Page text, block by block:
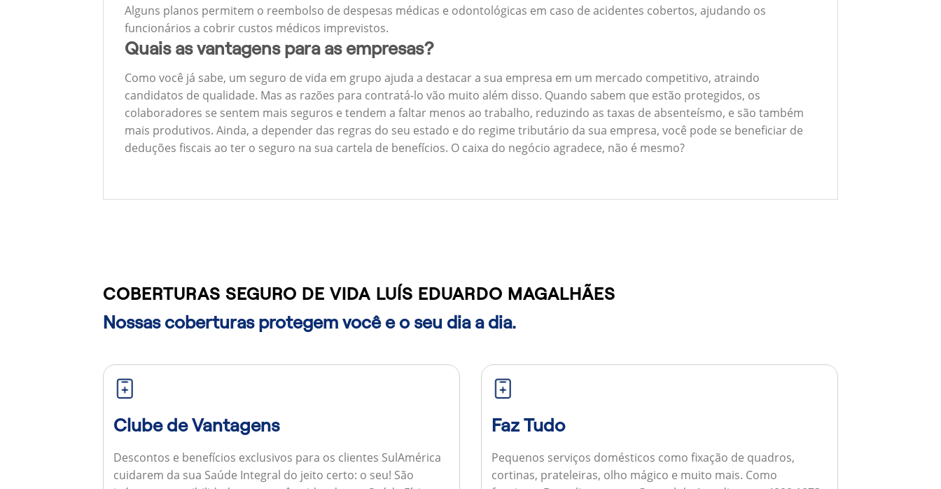
Alguns planos permitem o reembolso de despesas médicas e odontológicas em caso de acidentes cobertos, ajudando os
funcionários a cobrir custos médicos imprevistos.
Quais as vantagens para as empresas?
Como você já sabe, um seguro de vida em grupo ajuda a destacar a sua empresa em um mercado competitivo, atraindo
candidatos de qualidade. Mas as razões para contratá-lo vão muito além disso. Quando sabem que estão protegidos, os
colaboradores se sentem mais seguros e tendem a faltar menos ao trabalho, reduzindo as taxas de absenteísmo, e são também
mais produtivos. Ainda, a depender das regras do seu estado e do regime tributário da sua empresa, você pode se beneficiar de
deduções fiscais ao ter o seguro na sua cartela de benefícios. O caixa do negócio agradece, não é mesmo?
COBERTURAS SEGURO DE VIDA LUÍS EDUARDO MAGALHÃES
Nossas coberturas protegem você e o seu dia a dia.
Clube de Vantagens
Descontos e benefícios exclusivos para os clientes SulAmérica
cuidarem da sua Saúde Integral do jeito certo: o seu! São
Faz Tudo
Pequenos serviços domésticos como fixação de quadros,
cortinas, prateleiras, olho mágico e muito mais. Como